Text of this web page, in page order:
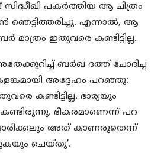
പകർത്തിയ ആ ചിത്രം
ഞെട്ടിത്തരിച്ചു. എന്നാൽ, ആ
ഇതുവരെ കണ്ടിട്ടില്ല.
ബർഖ ദത്ത്​ ചോദിച്ച
അദ്ദേഹം പറഞ്ഞു:
കണ്ടിട്ടില്ല. ഭാര്യയും
ഭീകരമാണെന്ന് പറ
അത് കാണരുതെന്ന്
ചെയ്തു’.